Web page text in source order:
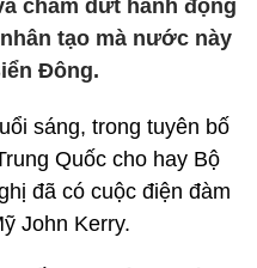
chấm dứt hành động
tạo mà nước này
Đông.
sáng, trong tuyên bố
Quốc cho hay Bộ
đã có cuộc điện đàm
John Kerry.